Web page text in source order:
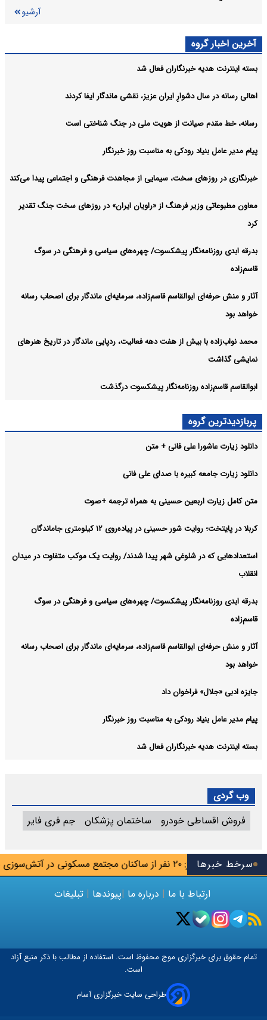
سرخط خبرها
اهواز: ۲۰ نفر از ساکنان مجتمع مسکونی در آتش‌سوزی نجات یافتند
آرشیو
آخرین اخبار گروه
بسته اینترنت هدیه خبرنگاران فعال شد
اهالی رسانه در سال دشوارِ ایران عزیز، نقشی ماندگار ایفا کردند
رسانه، خط مقدم صیانت از هویت ملی در جنگ شناختی است
پیام مدیر عامل بنیاد رودکی به مناسبت روز خبرنگار
خبرنگاری در روزهای سخت، سیمایی از مجاهدت فرهنگی و اجتماعی پیدا می‌کند
معاون مطبوعاتی وزیر فرهنگ از «راویان ایران» در روزهای سخت جنگ تقدیر
کرد
بدرقه ابدی روزنامه‌نگار پیشکسوت/ چهره‌های سیاسی و فرهنگی در سوگ
قاسم‌زاده
آثار و منش حرفه‌ای ابوالقاسم قاسم‌زاده، سرمایه‌ای ماندگار برای اصحاب رسانه
خواهد بود
محمد نواب‌زاده با بیش از هفت دهه فعالیت، ردپایی ماندگار در تاریخ هنرهای
نمایشی گذاشت
ابوالقاسم قاسم‌زاده روزنامه‌نگار پیشکسوت درگذشت
پربازدیدترین گروه
دانلود زیارت عاشورا علی فانی + متن
دانلود زیارت جامعه کبیره با صدای علی فانی
متن کامل زیارت اربعین حسینی به همراه ترجمه +صوت
کربلا در پایتخت؛ روایت شور حسینی در پیاده‌روی ۱۲ کیلومتری جاماندگان
استعدادهایی که در شلوغی شهر پیدا شدند/ روایت یک موکب متفاوت در میدان
انقلاب
بدرقه ابدی روزنامه‌نگار پیشکسوت/ چهره‌های سیاسی و فرهنگی در سوگ
قاسم‌زاده
آثار و منش حرفه‌ای ابوالقاسم قاسم‌زاده، سرمایه‌ای ماندگار برای اصحاب رسانه
خواهد بود
جایزه ادبی «جلال» فراخوان داد
پیام مدیر عامل بنیاد رودکی به مناسبت روز خبرنگار
بسته اینترنت هدیه خبرنگاران فعال شد
وب گردی
فروش اقساطی خودرو
ساختمان پزشکان جم فری فایر
ارتباط با ما | درباره ما |پیوندها | تبلیغات
تمام حقوق برای خبرگزاری موج محفوظ است. استفاده از مطالب با ذکر منبع آزاد
است.
طراحی سایت خبرگزاری آسام